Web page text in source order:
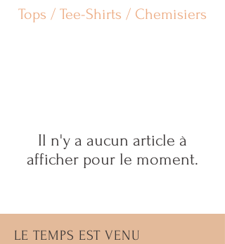
Tops / Tee-Shirts / Chemisiers
Il n'y a aucun article à
afficher pour le moment.
LE TEMPS EST VENU